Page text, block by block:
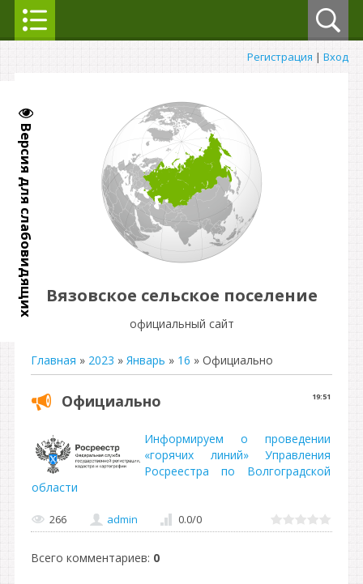
Версия для слабовидящих
Регистрация | Вход
Вязовское сельское поселение
официальный сайт
Главная » 2023 » Январь » 16 » Официально
19:51
Официально
Информируем о проведении
«горячих линий» Управления
Росреестра по Волгоградской
области
266 admin 0.0/0
Всего комментариев: 0